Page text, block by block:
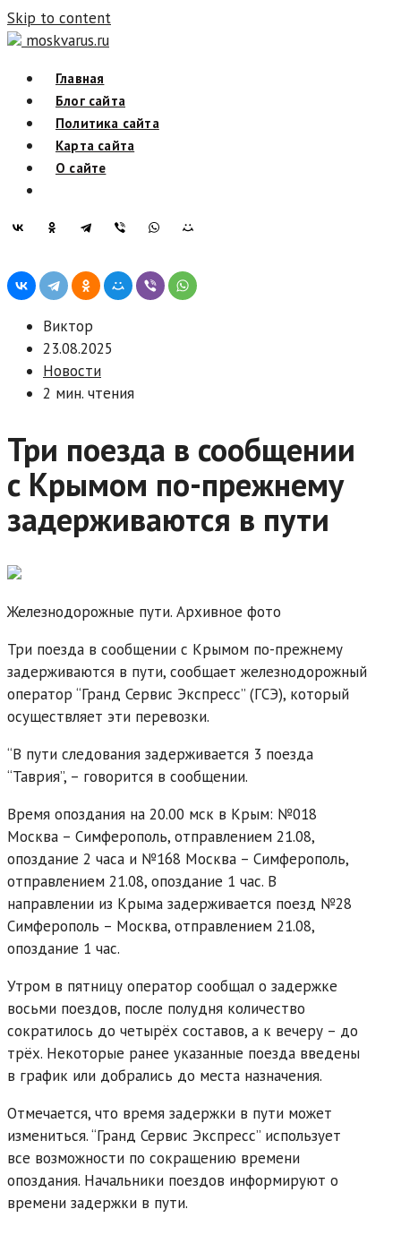
Skip to content
moskvarus.ru
Главная
Блог сайта
Политика сайта
Карта сайта
О сайте
Виктор
23.08.2025
Новости
2 мин. чтения
Три поезда в сообщении
с Крымом по-прежнему
задерживаются в пути
Железнодорожные пути. Архивное фото
Три поезда в сообщении с Крымом по-прежнему
задерживаются в пути, сообщает железнодорожный
оператор “Гранд Сервис Экспресс” (ГСЭ), который
осуществляет эти перевозки.
“В пути следования задерживается 3 поезда
“Таврия”, – говорится в сообщении.
Время опоздания на 20.00 мск в Крым: №018
Москва – Симферополь, отправлением 21.08,
опоздание 2 часа и №168 Москва – Симферополь,
отправлением 21.08, опоздание 1 час. В
направлении из Крыма задерживается поезд №28
Симферополь – Москва, отправлением 21.08,
опоздание 1 час.
Утром в пятницу оператор сообщал о задержке
восьми поездов, после полудня количество
сократилось до четырёх составов, а к вечеру – до
трёх. Некоторые ранее указанные поезда введены
в график или добрались до места назначения.
Отмечается, что время задержки в пути может
измениться. “Гранд Сервис Экспресс” использует
все возможности по сокращению времени
опоздания. Начальники поездов информируют о
времени задержки в пути.